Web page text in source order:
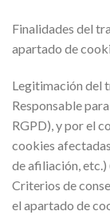
Finalidades del
apartado de
Legitimación del
Responsable
RGPD), y por el
cookies
de afiliación, etc.)
Criterios de
el apartado de